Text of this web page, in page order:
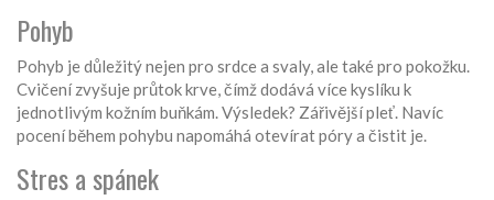
Pohyb
Pohyb je důležitý nejen pro srdce a svaly, ale také pro pokožku.
Cvičení zvyšuje průtok krve, čímž dodává více kyslíku k
jednotlivým kožním buňkám. Výsledek? Zářivější pleť. Navíc
pocení během pohybu napomáhá otevírat póry a čistit je.
Stres a spánek